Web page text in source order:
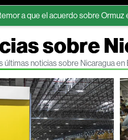
acuerdo sobre Ormuz eleve las
sobre
últimas noticias sobre Nicaragua